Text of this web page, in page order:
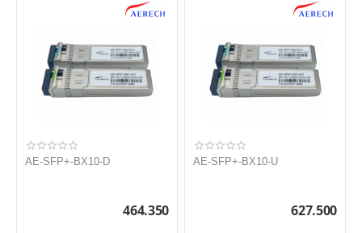
AE-SFP+-BX10-D
464.350
AE-SFP+-BX10-U
627.500